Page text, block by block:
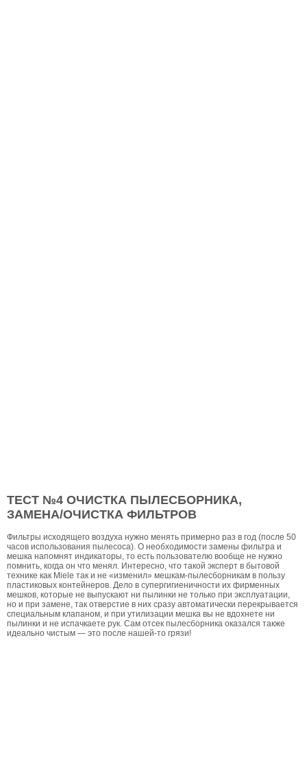
ТЕСТ №4 ОЧИСТКА ПЫЛЕСБОРНИКА,
ЗАМЕНА/ОЧИСТКА ФИЛЬТРОВ
Фильтры исходящего воздуха нужно менять примерно раз в год (после 50
часов использования пылесоса). О необходимости замены фильтра и
мешка напомнят индикаторы, то есть пользователю вообще не нужно
помнить, когда он что менял. Интересно, что такой эксперт в бытовой
технике как Miele так и не «изменил» мешкам-пылесборникам в пользу
пластиковых контейнеров. Дело в супергигиеничности их фирменных
мешков, которые не выпускают ни пылинки не только при эксплуатации,
но и при замене, так отверстие в них сразу автоматически перекрывается
специальным клапаном, и при утилизации мешка вы не вдохнете ни
пылинки и не испачкаете рук. Сам отсек пылесборника оказался также
идеально чистым — это после нашей-то грязи!